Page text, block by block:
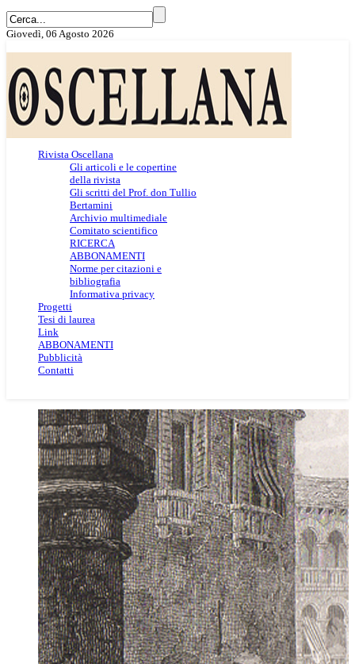
Giovedì, 06 Agosto 2026
Rivista Oscellana
Gli articoli e le copertine
della rivista
Gli scritti del Prof. don Tullio
Bertamini
Archivio multimediale
Comitato scientifico
RICERCA
ABBONAMENTI
Norme per citazioni e
bibliografia
Informativa privacy
Progetti
Tesi di laurea
Link
ABBONAMENTI
Pubblicità
Contatti